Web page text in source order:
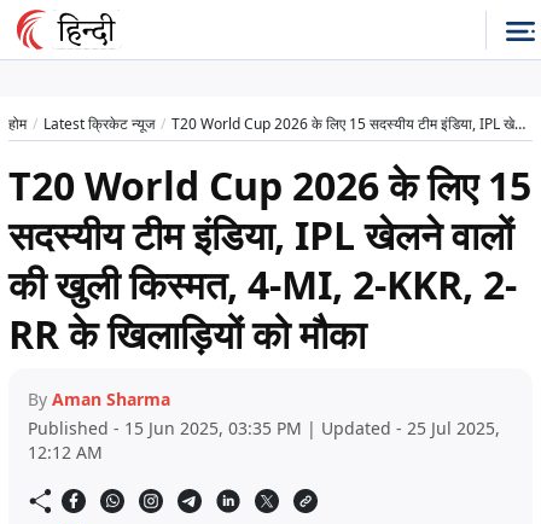
होम Latest क्रिकेट न्यूज T20 World Cup 2026 के लिए 15 सदस्यीय टीम इंडिया, IPL खेलने वालों की खुली किस्मत, 4-MI, 2-KKR, 2-RR के खिलाड़ियों को मौका
T20 World Cup 2026 के लिए 15
सदस्यीय टीम इंडिया, IPL खेलने वालों
की खुली किस्मत, 4-MI, 2-KKR, 2-
RR के खिलाड़ियों को मौका
By Aman Sharma
Published - 15 Jun 2025, 03:35 PM | Updated - 25 Jul 2025,
12:12 AM